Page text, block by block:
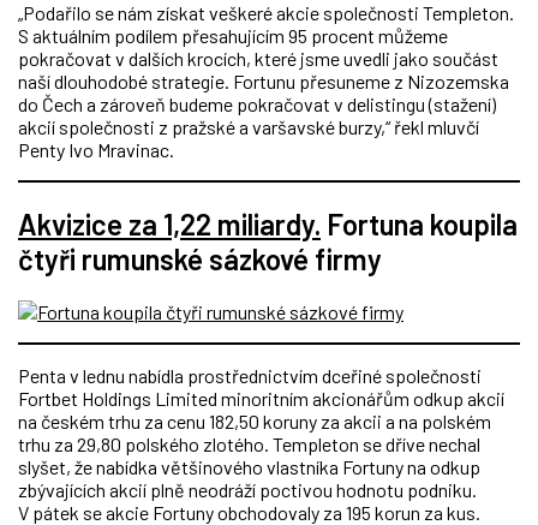
„Podařilo se nám získat veškeré akcie společnosti Templeton.
S aktuálním podílem přesahujícím 95 procent můžeme
pokračovat v dalších krocích, které jsme uvedli jako součást
naší dlouhodobé strategie. Fortunu přesuneme z Nizozemska
do Čech a zároveň budeme pokračovat v delistingu (stažení)
akcií společnosti z pražské a varšavské burzy,“ řekl mluvčí
Penty Ivo Mravinac.
Akvizice za 1,22 miliardy. Fortuna koupila
čtyři rumunské sázkové firmy
Penta v lednu nabídla prostřednictvím dceřiné společnosti
Fortbet Holdings Limited minoritním akcionářům odkup akcií
na českém trhu za cenu 182,50 koruny za akcii a na polském
trhu za 29,80 polského zlotého. Templeton se dříve nechal
slyšet, že nabídka většinového vlastníka Fortuny na odkup
zbývajících akcií plně neodráží poctivou hodnotu podniku.
V pátek se akcie Fortuny obchodovaly za 195 korun za kus.